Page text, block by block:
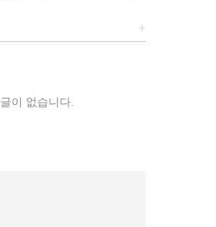
+
글이 없습니다.